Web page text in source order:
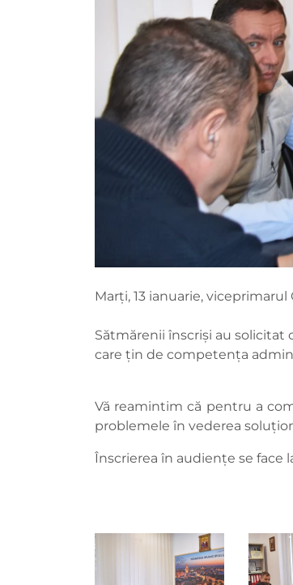
Marți, 13 ianuarie,
Sătmărenii înscriși au solicitat
care țin de competența
Vă reamintim că pentru a
problemele în vederea
Înscrierea în audiențe se face